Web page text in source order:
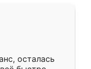
осталась